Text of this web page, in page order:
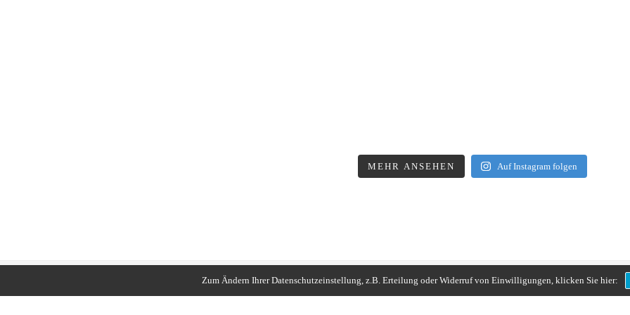
MEHR ANSEHEN Auf Instagram folgen
Zum Ändern Ihrer Datenschutzeinstellung, z.B. Erteilung oder Widerruf von Einwilligungen, klicken Sie hier: